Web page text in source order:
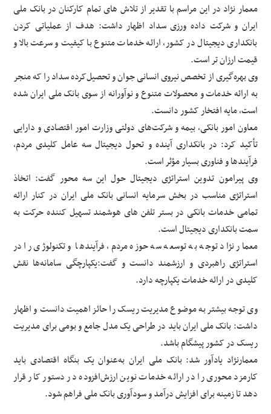
معمار نژاد در این مراسم با تقدیر از تلاش های تمام کارکنان در بانک ملی
ایران و شرکت داده ورزی سداد اظهار داشت: هدف از عملیاتی کردن
بانکداری دیجیتال در کشور، ارائه خدمات متنوع با کیفیت و سرعت بالا و
قیمت ارزان تر است.
وی بهره‌گیری از تخصص نیروی انسانی جوان و تحصیل‌کرده سداد را که منجر
به ارائه خدمات و محصولات متنوع و نوآورانه از سوی بانک ملی ایران شده
است، مایه افتخار کشور دانست.
معاون امور بانکی، بیمه و شرکت‌های دولتی وزارت امور اقتصادی و دارایی
تأکید کرد: در بانکداری آینده و تحول دیجیتال سه عامل کلیدی مردم،
فرآیندها و فناوری بسیار مؤثر است.
وی پیرامون تدوین استراتژی دیجیتال حول این سه محور گفت: اتخاذ
استراتژی مناسب در بخش سرمایه انسانی بانک ملی ایران در کنار ارائه
تمامی خدمات بانکی در بستر تلفن های هوشمند تسهیل کننده حرکت به
سمت بانکداری دیجیتال است.
معمار نژاد توجه به توسعه سه حوزه مردم، فرآیندها و تکنولوژی را در
استراتژی راهبردی و ارزشمند دانست و گفت:یکپارچگی سامانه‌ها نقش
کلیدی در ارائه خدمات یکپارچه دارد.
وی توجه بیشتر به موضوع مدیریت ریسک را حائز اهمیت دانست و اظهار
داشت: بانک ملی ایران باید در طراحی یک مدل جامع و بومی برای مدیریت
ریسک در کشور پیشگام باشد.
معمارنژاد یادآور شد: بانک ملی ایران به‌عنوان یک بنگاه اقتصادی باید
کارمزد محوری را در ارائه خدمات نوین ارزش‌افزوده در دستور کار قرار
دهد تا زمینه برای افزایش درآمد و سودآوری بانک ملی فراهم شود.